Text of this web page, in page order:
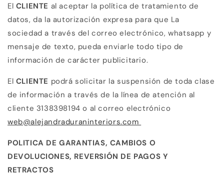
El CLIENTE al aceptar la política de tratamiento de
datos, da la autorización expresa para que La
sociedad a través del correo electrónico, whatsapp y
mensaje de texto, pueda enviarle todo tipo de
información de carácter publicitario.
El CLIENTE podrá solicitar la suspensión de toda clase
de información a través de la línea de atención al
cliente 3138398194 o al correo electrónico
web@alejandraduraninteriors.com
POLITICA DE GARANTIAS, CAMBIOS O
DEVOLUCIONES, REVERSIÓN DE PAGOS Y
RETRACTOS